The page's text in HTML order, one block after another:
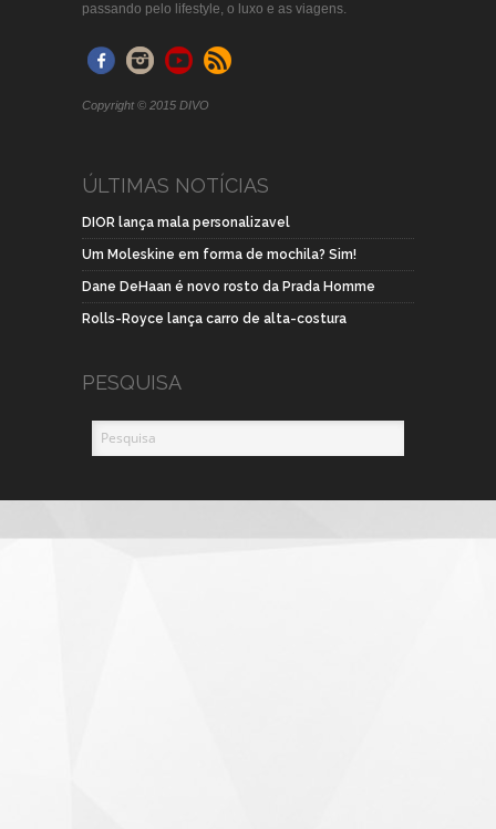
passando pelo lifestyle, o luxo e as viagens.
Copyright © 2015 DIVO
ÚLTIMAS NOTÍCIAS
DIOR lança mala personalizavel
Um Moleskine em forma de mochila? Sim!
Dane DeHaan é novo rosto da Prada Homme
Rolls-Royce lança carro de alta-costura
PESQUISA